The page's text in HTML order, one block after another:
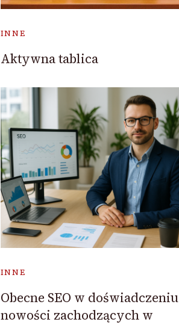
INNE
Aktywna tablica
INNE
Obecne SEO w doświadczeniu
nowości zachodzących w